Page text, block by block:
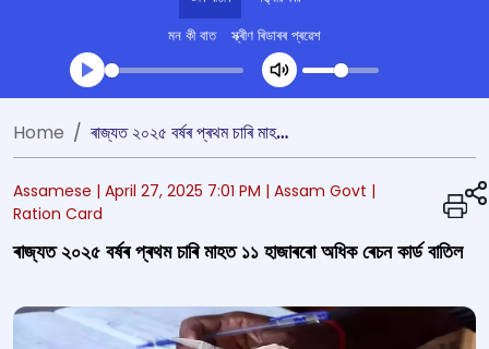
মন কী বাত স্ক্ৰীণ ৰিডাৰৰ প্ৰৱেশ
Transcript summary
খেলা অডিঅ' সন্ধ্যার খবর
Home ৰাজ্যত ২০২৫ বৰ্ষৰ প্ৰথম চাৰি মাহত ১১ হাজাৰৰো অধিক ৰেচন কাৰ্ড বাতিল
Assamese | April 27, 2025 7:01 PM | Assam Govt |
Ration Card
ৰাজ্যত ২০২৫ বৰ্ষৰ প্ৰথম চাৰি মাহত ১১ হাজাৰৰো অধিক ৰেচন কাৰ্ড বাতিল